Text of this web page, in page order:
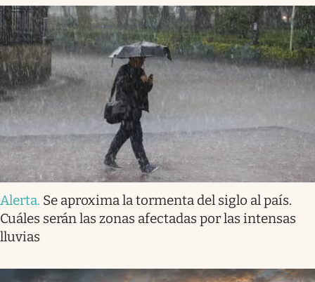
Alerta. Se aproxima la tormenta del siglo al país.
Cuáles serán las zonas afectadas por las intensas
lluvias